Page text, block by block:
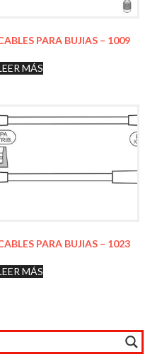
PARA BUJIAS – 1009
MÁS
PARA BUJIAS – 1023
MÁS